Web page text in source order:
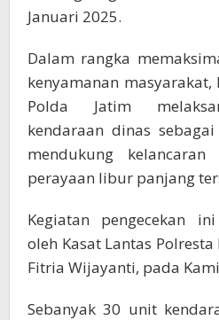
Januari 2025.
Dalam rangka
kenyamanan masyarakat,
Polda Jatim
kendaraan dinas
mendukung kelancaran
perayaan libur panjang
Kegiatan pengecekan
oleh Kasat Lantas
Fitria Wijayanti, pada
Sebanyak 30 unit